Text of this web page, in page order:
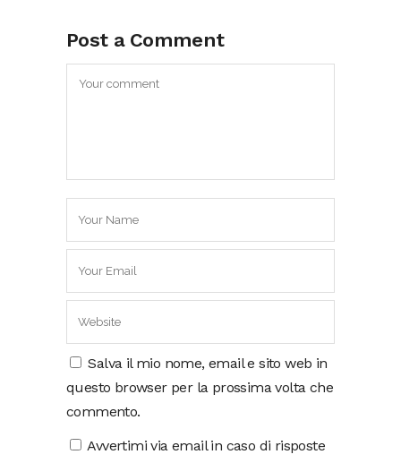
Post a Comment
Salva il mio nome, email e sito web in
questo browser per la prossima volta che
commento.
Avvertimi via email in caso di risposte